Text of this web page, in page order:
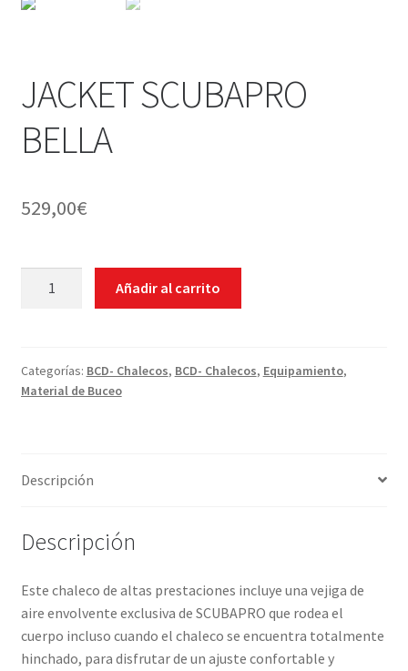
JACKET SCUBAPRO
BELLA
529,00€
Añadir al carrito
Categorías: BCD- Chalecos, BCD- Chalecos, Equipamiento,
Material de Buceo
Descripción
Descripción
Este chaleco de altas prestaciones incluye una vejiga de
aire envolvente exclusiva de SCUBAPRO que rodea el
cuerpo incluso cuando el chaleco se encuentra totalmente
hinchado, para disfrutar de un ajuste confortable y